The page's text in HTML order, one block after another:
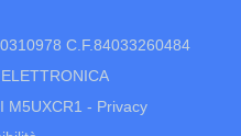
C.F.84033260484
M5UXCR1 - Privacy